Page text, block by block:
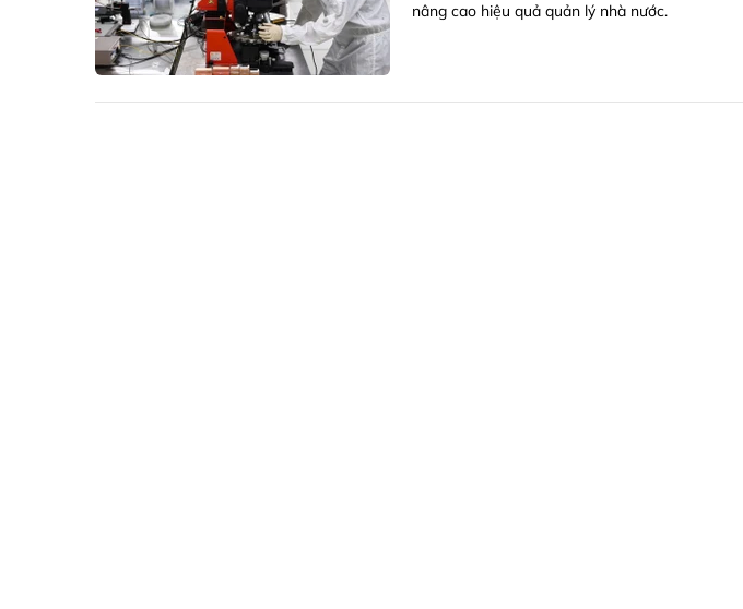
nâng cao hiệu quả quản lý nhà nước.